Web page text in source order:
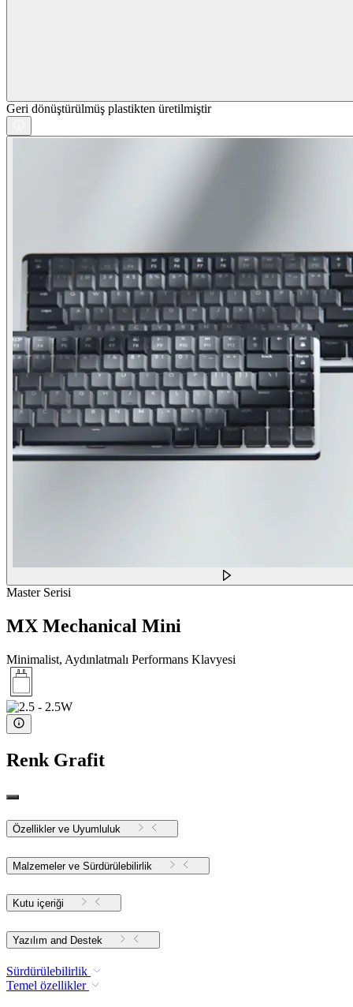
Geri dönüştürülmüş plastikten üretilmiştir
Master Serisi
MX Mechanical Mini
Minimalist, Aydınlatmalı Performans Klavyesi
Renk Grafit
Özellikler ve Uyumluluk
Malzemeler ve Sürdürülebilirlik
Kutu içeriği
Yazılım and Destek
Sürdürülebilirlik
Temel özellikler